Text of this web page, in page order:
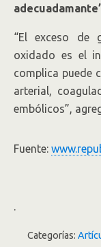
“El exceso de
oxidado es el
complica puede
arterial,
embólicos”,
Fuente:
.
Categorías: